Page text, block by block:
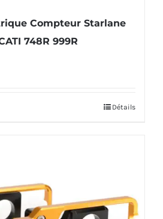
Compteur Starlane
748R 999R
Détails